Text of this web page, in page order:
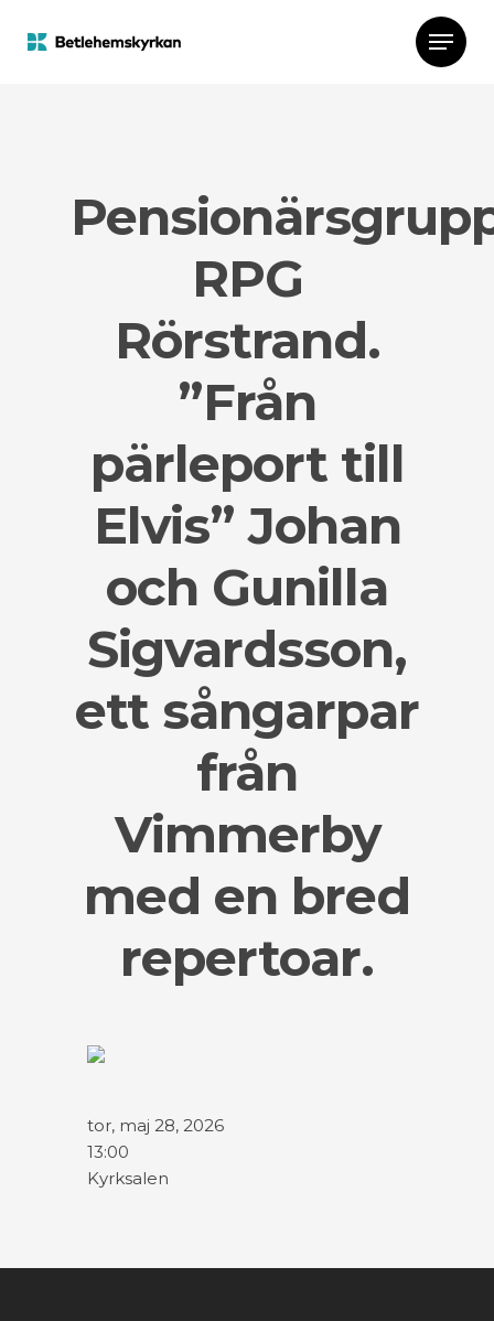
RPG
Rörstrand.
”Från
pärleport till
Elvis” Johan
och Gunilla
Sigvardsson,
ett sångarpar
från
Vimmerby
med en bred
repertoar.
tor, maj 28, 2026
13:00
Kyrksalen